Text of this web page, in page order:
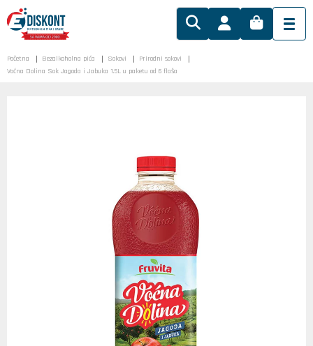
Početna Bezalkoholna pića Sokovi
Prirodni sokovi
Voćna Dolina Sok Jagoda i Jabuka 1.5L u paketu od 6 flaša